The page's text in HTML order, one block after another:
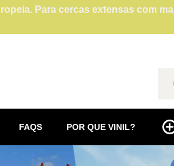
FAQS POR QUE VINIL?
Para cercas extensas com